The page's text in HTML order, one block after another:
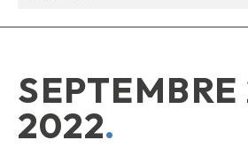
2022.